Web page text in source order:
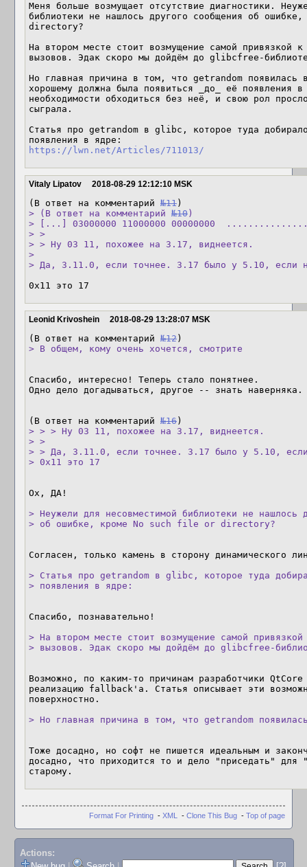
Меня больше возмущает отсутствие диагностики.
библиотеки не нашлось другого сообщения об
directory?
На втором месте стоит возмущение самой привязкой
вызовов. Эдак скоро мы дойдём до glibcfree-
Но главная причина в том, что getrandom
хорошему должна была появиться _до_ её
необходимости обходиться без неё, и свою рол
сыграла.
Статья про getrandom в glibc, которое туда
https://lwn.net/Articles/711013/
Vitaly Lipatov 2018-08-29 12:12:10 MSK
(В ответ на комментарий №11
> (В ответ на комментарий №10 )
> [...] 03000000 11000000 00000000
> >
> > Ну 03 11, похожее на 3.17, виднеется.
>
> Да, 3.11.0, если точнее. 3.17 было у 5.10, если
0x11 это 17
Leonid Krivoshein 2018-08-29 13:28:07 MSK
(В ответ на комментарий №12
> В общем, кому очень хочется, смотрите
Спасибо, интересно! Теперь стало понятнее.
Одно дело догадываться, другое -- знать наверняка.
(В ответ на комментарий №16
> > > Ну 03 11, похожее на 3.17, виднеется.
> >
> > Да, 3.11.0, если точнее. 3.17 было у 5.10,
> 0x11 это 17
Ох, ДА!
> Неужели для несовместимой библиотеки не нашлось
> об ошибке, кроме No such file or directory?
Согласен, только камень в сторону динамического
> Статья про getrandom в glibc, которое туда
> появления в ядре:
Спасибо, познавательно!
> На втором месте стоит возмущение самой
> вызовов. Эдак скоро мы дойдём до glibcfree-
Возможно, по каким-то причинам разработчики
реализацию fallback'а. Статья описывает эти
поверхностно.
> Но главная причина в том, что getrandom
Тоже досадно, но софт не пишется идеальным и
досадно, что приходится то и дело "приседать" для
старому.
Format For Printing - XML - Clone This Bug - Top of page
Actions: